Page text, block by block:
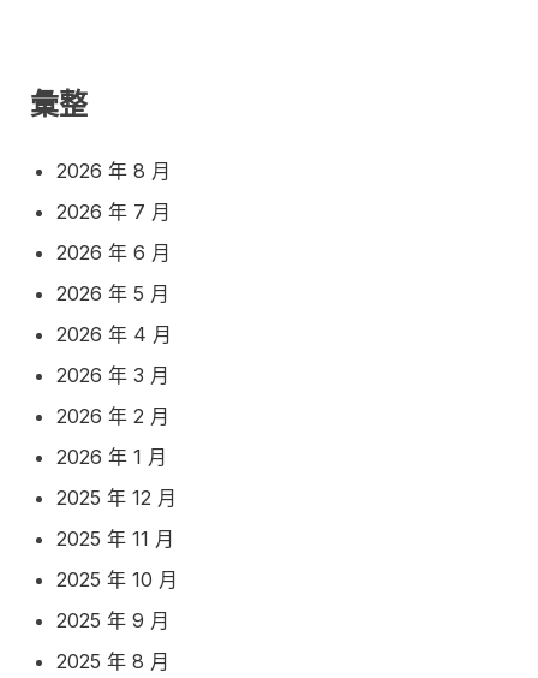
彙整
2026 年 8 月
2026 年 7 月
2026 年 6 月
2026 年 5 月
2026 年 4 月
2026 年 3 月
2026 年 2 月
2026 年 1 月
2025 年 12 月
2025 年 11 月
2025 年 10 月
2025 年 9 月
2025 年 8 月